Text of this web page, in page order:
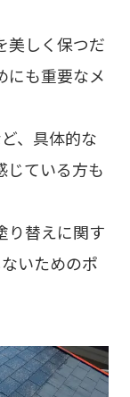
美しく保つだ
にも重要なメ
、具体的な
じている方も
り替えに関す
いためのポ